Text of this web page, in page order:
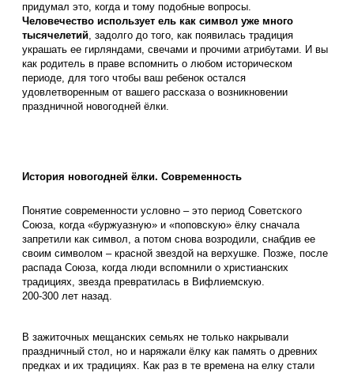
придумал это, когда и тому подобные вопросы.
Человечество использует ель как символ уже много
тысячелетий, задолго до того, как появилась традиция
украшать ее гирляндами, свечами и прочими атрибутами. И вы
как родитель в праве вспомнить о любом историческом
периоде, для того чтобы ваш ребенок остался
удовлетворенным от вашего рассказа о возникновении
праздничной новогодней ёлки.
История новогодней ёлки. Современность
Понятие современности условно – это период Советского
Союза, когда «буржуазную» и «поповскую» ёлку сначала
запретили как символ, а потом снова возродили, снабдив ее
своим символом – красной звездой на верхушке. Позже, после
распада Союза, когда люди вспомнили о христианских
традициях, звезда превратилась в Вифлиемскую.
200-300 лет назад.
В зажиточных мещанских семьях не только накрывали
праздничный стол, но и наряжали ёлку как память о древних
предках и их традициях. Как раз в те времена на елку стали